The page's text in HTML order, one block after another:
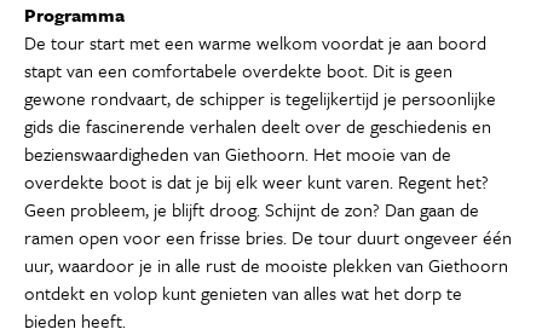
Programma
De tour start met een warme welkom voordat je aan boord
stapt van een comfortabele overdekte boot. Dit is geen
gewone rondvaart, de schipper is tegelijkertijd je persoonlijke
gids die fascinerende verhalen deelt over de geschiedenis en
bezienswaardigheden van Giethoorn. Het mooie van de
overdekte boot is dat je bij elk weer kunt varen. Regent het?
Geen probleem, je blijft droog. Schijnt de zon? Dan gaan de
ramen open voor een frisse bries. De tour duurt ongeveer één
uur, waardoor je in alle rust de mooiste plekken van Giethoorn
ontdekt en volop kunt genieten van alles wat het dorp te
bieden heeft.